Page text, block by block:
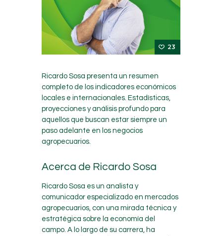
23
Ricardo Sosa presenta un resumen
completo de los indicadores económicos
locales e internacionales. Estadísticas,
proyecciones y análisis profundo para
aquellos que buscan estar siempre un
paso adelante en los negocios
agropecuarios.
Acerca de Ricardo Sosa
Ricardo Sosa es un analista y
comunicador especializado en mercados
agropecuarios, con una mirada técnica y
estratégica sobre la economía del
campo. A lo largo de su carrera, ha